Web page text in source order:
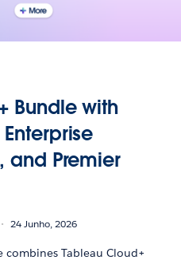
Bundle with
and Premier
24 Junho, 2026
combines Tableau Cloud+